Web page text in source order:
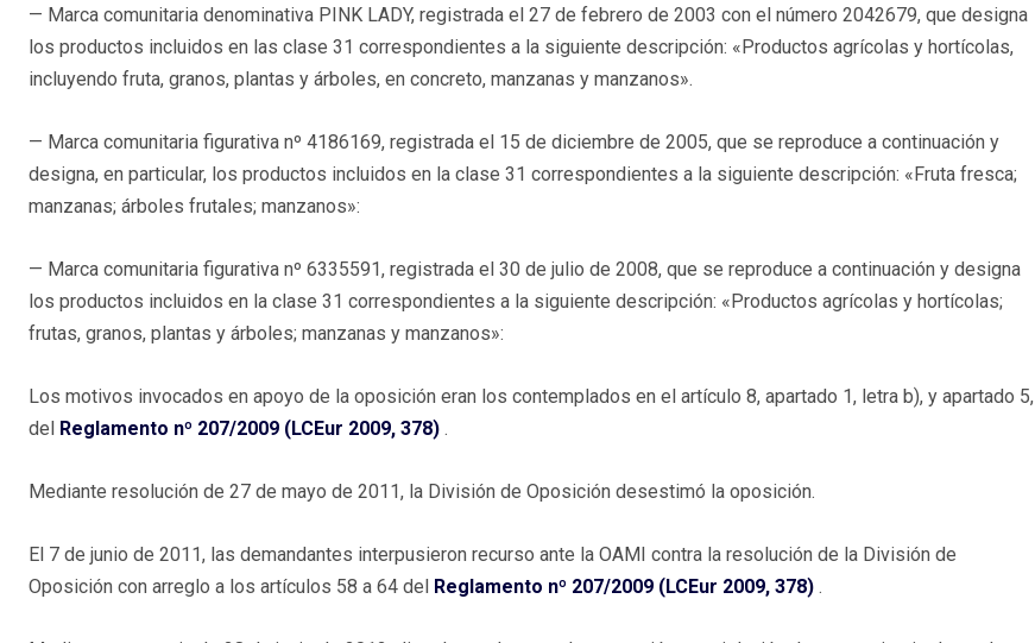
— Marca comunitaria denominativa PINK LADY, registrada el 27 de febrero de 2003 con el número 2042679, que designa
los productos incluidos en las clase 31 correspondientes a la siguiente descripción: «Productos agrícolas y hortícolas,
incluyendo fruta, granos, plantas y árboles, en concreto, manzanas y manzanos».
— Marca comunitaria figurativa nº 4186169, registrada el 15 de diciembre de 2005, que se reproduce a continuación y
designa, en particular, los productos incluidos en la clase 31 correspondientes a la siguiente descripción: «Fruta fresca;
manzanas; árboles frutales; manzanos»:
— Marca comunitaria figurativa nº 6335591, registrada el 30 de julio de 2008, que se reproduce a continuación y designa
los productos incluidos en la clase 31 correspondientes a la siguiente descripción: «Productos agrícolas y hortícolas;
frutas, granos, plantas y árboles; manzanas y manzanos»:
Los motivos invocados en apoyo de la oposición eran los contemplados en el artículo 8, apartado 1, letra b), y apartado 5,
del
Reglamento nº 207/2009 (LCEur 2009, 378) .
Mediante resolución de 27 de mayo de 2011, la División de Oposición desestimó la oposición.
El 7 de junio de 2011, las demandantes interpusieron recurso ante la OAMI contra la resolución de la División de
Oposición con arreglo a los artículos 58 a 64 del
Reglamento nº 207/2009 (LCEur 2009, 378) .